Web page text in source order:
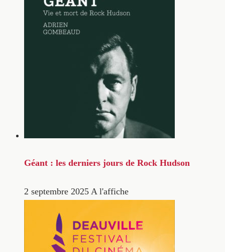
Géant : les derniers jours de Rock Hudson
2 septembre 2025 A l'affiche